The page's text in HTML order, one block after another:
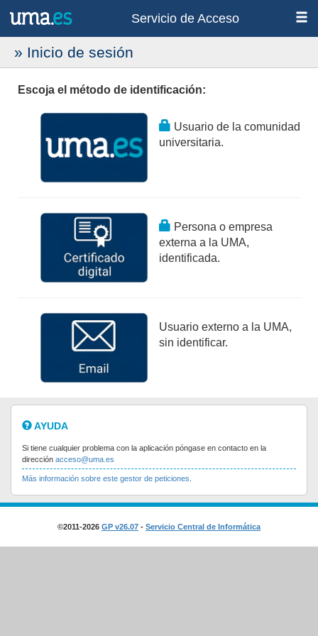
Servicio de Acceso
» Inicio de sesión
Escoja el método de identificación:
Usuario de la comunidad
universitaria.
Persona o empresa
externa a la UMA,
identificada.
Usuario externo a la UMA,
sin identificar.
AYUDA
Si tiene cualquier problema con la aplicación póngase en contacto en la
dirección acceso@uma.es
Más información sobre este gestor de peticiones
©2011-2026 GP v26.07 - Servicio Central de Informática